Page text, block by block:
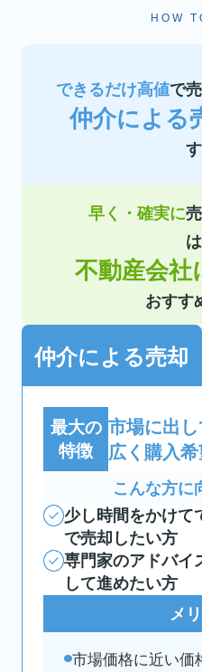
HOW
できるだけ高値で
仲介による
す
早く・確実に
は
不動産会社
おすす
仲介による売却
最大の
特徴
市場に出し
広く購入
こんな方に
少し時間をかけて
で売却したい方
専門家のアドバイ
して進めたい方
メ
市場価格に近い価